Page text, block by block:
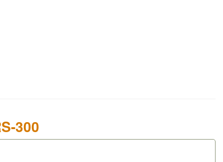
300